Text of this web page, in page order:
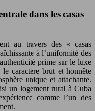
dans les casas
au travers des « casas
à l’uniformité des
prime sur le luxe
le caractère brut et honnête
unique et attachante.
un logement rural à Cuba
comme l’un des